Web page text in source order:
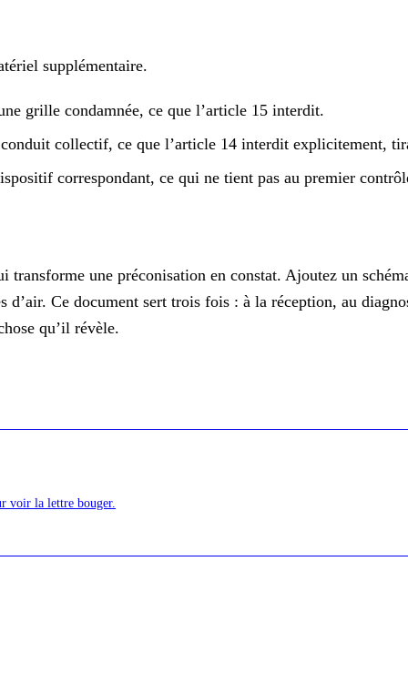
supplémentaire.
grille condamnée, ce que l’article 15 interdit.
collectif, ce que l’article 14 interdit explicitement,
correspondant, ce qui ne tient pas au premier
transforme une préconisation en constat. Ajoutez un
d’air. Ce document sert trois fois : à la réception, au
qu’il révèle.
voir la lettre bouger.